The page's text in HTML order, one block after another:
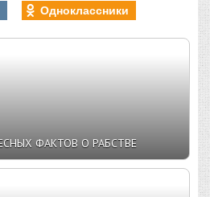
Одноклассники
ФАКТОВ О РАБСТВЕ